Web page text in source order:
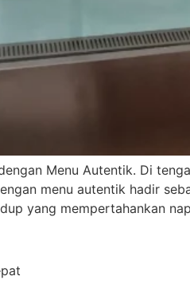
Menu Autentik. Di
menu autentik hadir
yang mempertahankan